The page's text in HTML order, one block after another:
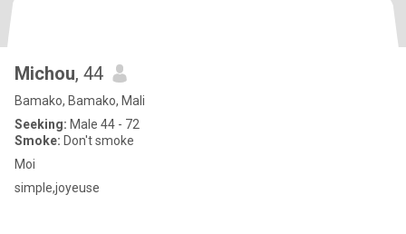
Michou, 44
Bamako, Bamako, Mali
Seeking: Male 44 - 72
Smoke: Don't smoke
Moi
simple,joyeuse